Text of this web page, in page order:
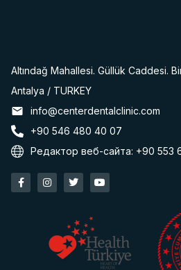
Altındağ Mahallesi. Güllük Caddesi.
Antalya / TURKEY
info@centerdentalclinic.com
+90 546 480 40 07
Редактор веб-сайта: +90 553